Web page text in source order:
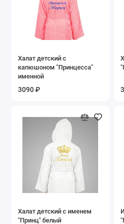
Халат детский с
капюшоном "Принцесса"
именной
3090 ₽
Халат детский с именем
"Принц" белый